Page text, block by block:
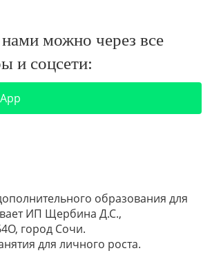
нами можно через все
и соцсети:
образования для
ИП Щербина Д.С.,
город Сочи.
для личного роста.